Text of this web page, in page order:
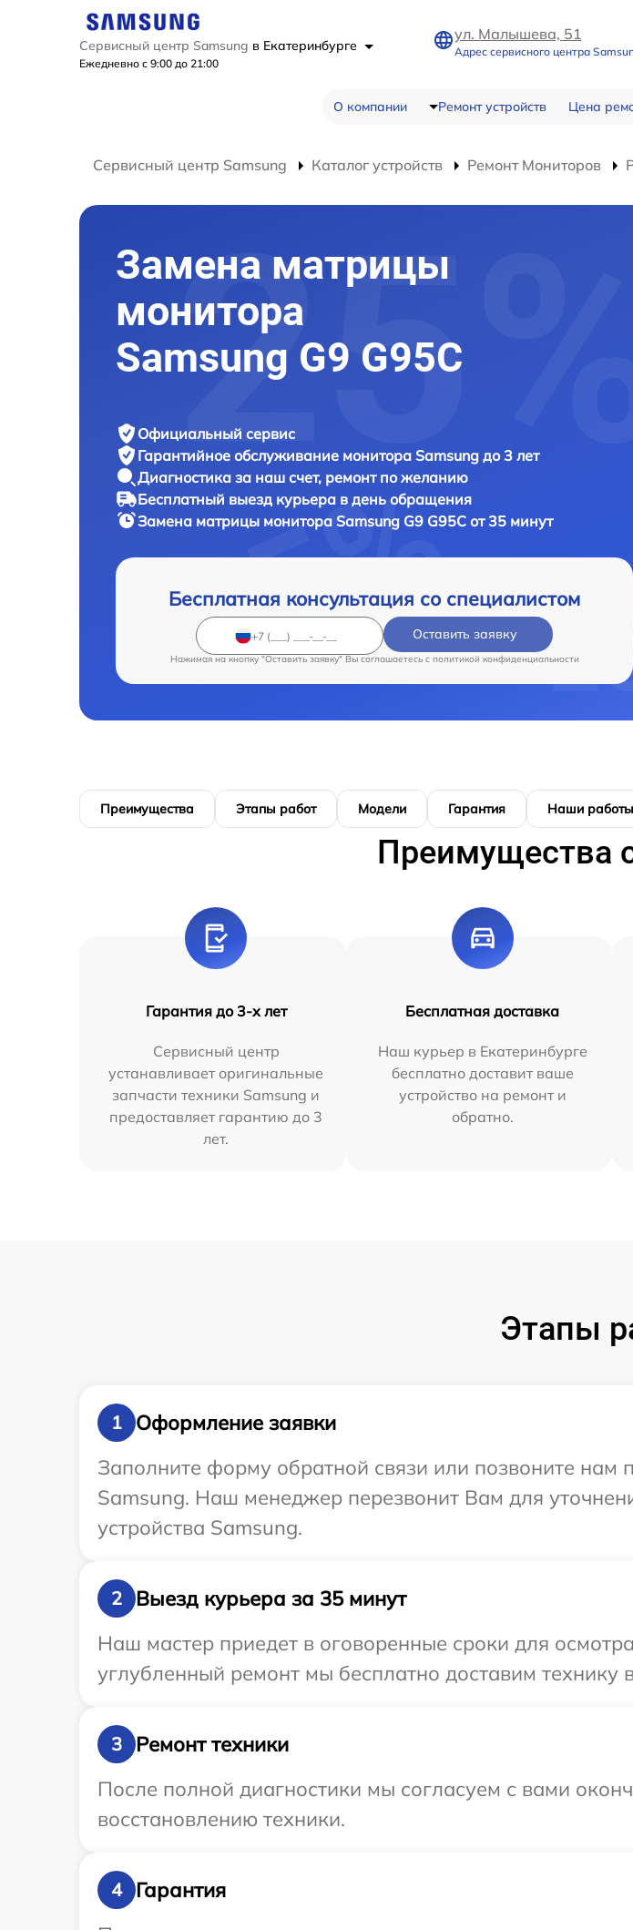
Сервисный центр Samsung в Екатеринбурге
Ежедневно с 9:00 до 21:00
ул. Малышева, 51
Адрес сервисного центра
О компании Ремонт устройств Цена
Сервисный центр Samsung Каталог устройств Ремонт Мониторов
Замена матрицы
монитора
Samsung G9 G95C
Официальный сервис
Гарантийное обслуживание монитора Samsung до 3 лет
Диагностика за наш счет, ремонт по желанию
Бесплатный выезд курьера в день обращения
Замена матрицы монитора Samsung G9 G95C от 35 минут
Бесплатная консультация со специалистом
Оставить заявку
Нажимая на кнопку "Оставить заявку" Вы соглашаетесь c политикой конфиденциальности
Преимущества Этапы работ Модели Гарантия Наши работы
Преимущества
Гарантия до 3-х лет
Сервисный центр
устанавливает оригинальные
запчасти техники Samsung и
предоставляет гарантию до 3
лет.
Бесплатная доставка
Наш курьер в Екатеринбурге
бесплатно доставит ваше
устройство на ремонт и
обратно.
Этапы
1
Оформление заявки
Заполните форму обратной связи или позвоните нам
Samsung. Наш менеджер перезвонит Вам для
устройства Samsung.
2
Выезд курьера за 35 минут
Наш мастер приедет в оговоренные сроки для
углубленный ремонт мы бесплатно доставим технику
3
Ремонт техники
После полной диагностики мы согласуем с вами
восстановлению техники.
4
Гарантия